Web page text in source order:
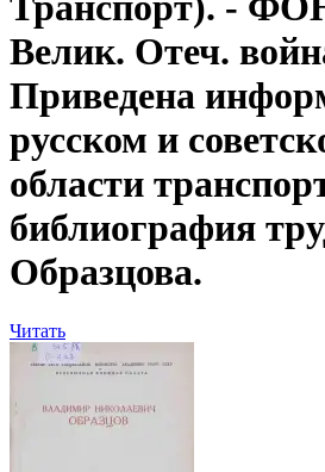
Велик. Отеч.
Приведена
русском и
области
библиография
Образцова.
Читать